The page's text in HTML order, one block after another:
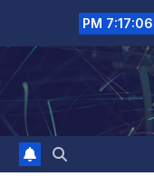
7:17:07 PM